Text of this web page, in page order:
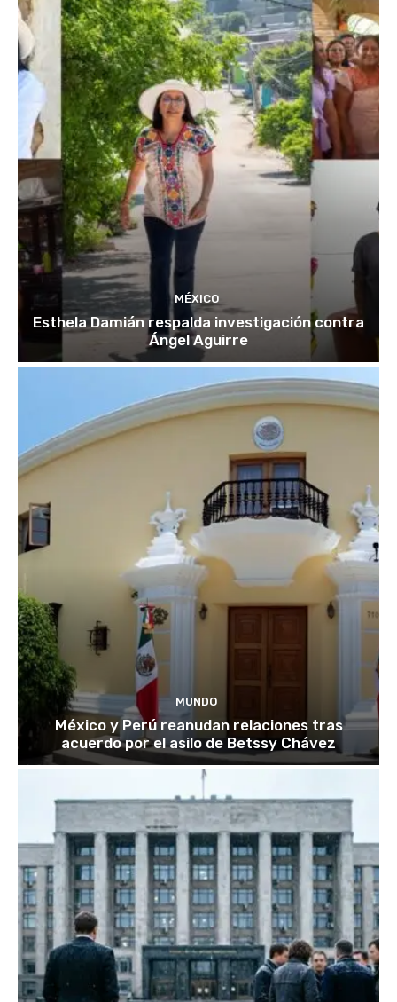
MÉXICO
Esthela Damián respalda investigación contra
Ángel Aguirre
MUNDO
México y Perú reanudan relaciones tras
acuerdo por el asilo de Betssy Chávez